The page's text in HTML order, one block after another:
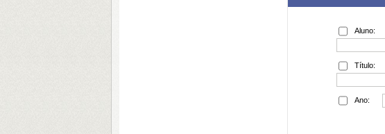
Aluno:
Título:
Ano: